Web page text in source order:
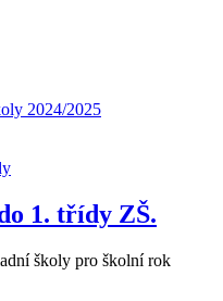
2024/2025
1. třídy ZŠ.
školy pro školní rok